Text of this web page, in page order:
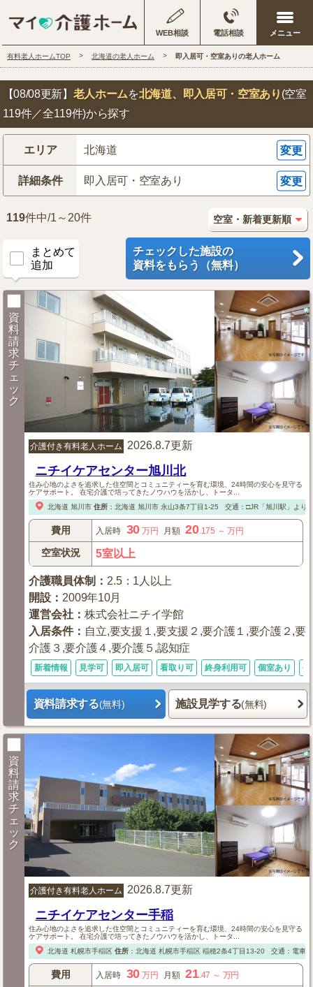
WEB相談 電話相談
有料老人ホームTOP 北海道の老人ホーム 即入居可・空室ありの老人ホーム
【08/08更新】 老人ホームを北海道、即入居可・空室あり (空室
119件／全119件)から探す
エリア 北海道 変更
詳細条件 即入居可・空室あり 変更
119件中/1～20件
まとめて
追加
チェックした施設の
資料をもらう（無料）
資
料
請
求
チ
ェ
ッ
ク
介護付き有料老人ホーム 2026.8.7更新
ニチイケアセンター旭川北
住み心地のよさを追求した住空間とコミュニティーを育む環境、24時間の安心を見守る
ケアサポート。 在宅介護で培ってきたノウハウを活かし、トータ...
北海道 旭川市 住所： 北海道 旭川市永山3条7丁目1-25 交通：□JR「旭川駅」より
費用 入居時 30 万円 月額 20.175 ～万円
空室状況 5室以上
介護職員体制 ： 2.5：1人以上
開設 ： 2009年10月
運営会社 ：株式会社ニチイ学館
入居条件： 自立,要支援１,要支援２,要介護１,要介護２,要
介護３,要介護４,要介護５,認知症
新着情報 見学可 即入居可 看取り可 終身利用可 個室あり 体
資料請求する(無料) 施設見学する(無料)
資
料
請
求
チ
ェ
ッ
ク
介護付き有料老人ホーム 2026.8.7更新
ニチイケアセンター手稲
住み心地のよさを追求した住空間とコミュニティーを育む環境、24時間の安心を見守る
ケアサポート。 在宅介護で培ってきたノウハウを活かし、トータ...
北海道 札幌市手稲区 住所： 北海道 札幌市手稲区稲穂2条4丁目13-20 交通：電車：
費用 入居時 30 万円 月額 21.47 ～ 万円